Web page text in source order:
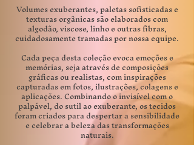
Volumes exuberantes, paletas sofisticadas e
texturas orgânicas são elaborados com
algodão, viscose, linho e outras fibras,
cuidadosamente tramadas por nossa equipe.
Cada peça desta coleção evoca emoções e
memórias, seja através de composições
gráficas ou realistas, com inspirações
capturadas em fotos, ilustrações, colagens e
aplicações. Combinando o invisível com o
palpável, do sutil ao exuberante, os tecidos
foram criados para despertar a sensibilidade
e celebrar a beleza das transformações
naturais.